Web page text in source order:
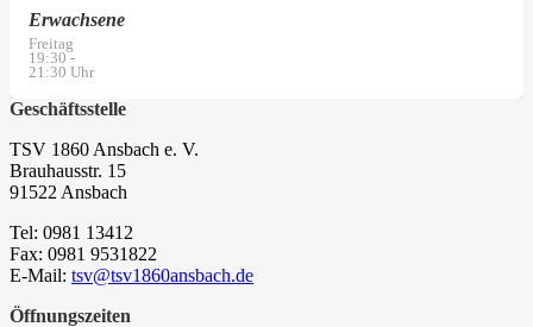
Erwachsene
Freitag
19:30-
21:30 Uhr
Geschäftsstelle
TSV 1860 Ansbach e. V.
Brauhausstr. 15
91522 Ansbach
Tel: 0981 13412
Fax: 0981 9531822
E-Mail: tsv@tsv1860ansbach.de
Öffnungszeiten